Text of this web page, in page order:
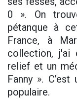
0 ». On
pétanque à
France, à
collection, j'ai
relief et un
Fanny ».
populaire.